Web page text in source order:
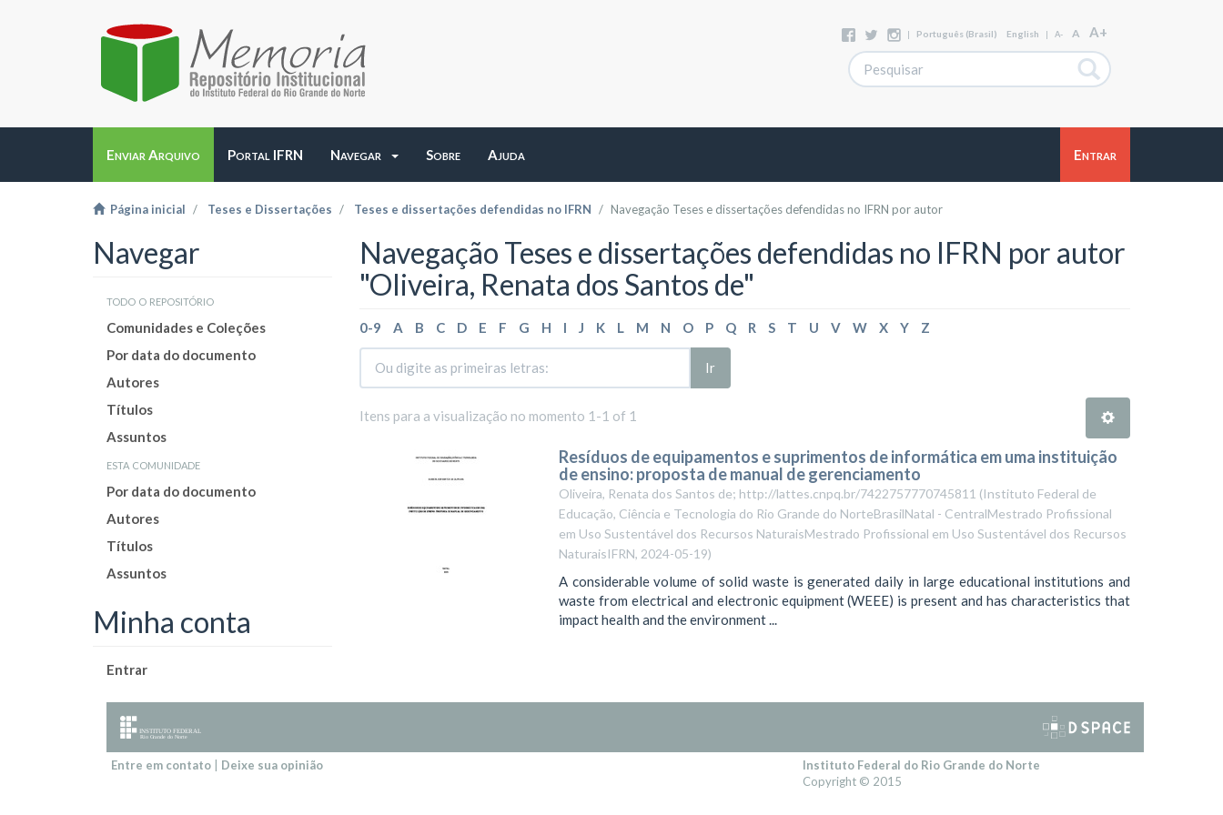
| Português (Brasil) English | A- A A+
Enviar Arquivo Portal IFRN Navegar Sobre Ajuda Entrar
Página inicial Teses e Dissertações Teses e dissertações defendidas no IFRN Navegação Teses e dissertações defendidas no IFRN por autor
Navegar
todo o repositório
Comunidades e Coleções
Por data do documento
Autores
Títulos
Assuntos
esta comunidade
Por data do documento
Autores
Títulos
Assuntos
Minha conta
Entrar
Navegação Teses e dissertações defendidas no IFRN por autor
"Oliveira, Renata dos Santos de"
0-9 A B C D E F G H I J K L M N O P Q R S T U V W X Y Z
Ir
Itens para a visualização no momento 1-1 of 1
Resíduos de equipamentos e suprimentos de informática em uma instituição
de ensino: proposta de manual de gerenciamento
Oliveira, Renata dos Santos de; http://lattes.cnpq.br/7422757770745811 (Instituto Federal de
Educação, Ciência e Tecnologia do Rio Grande do NorteBrasilNatal - CentralMestrado Profissional
em Uso Sustentável dos Recursos NaturaisMestrado Profissional em Uso Sustentável dos Recursos
NaturaisIFRN, 2024-05-19)
A considerable volume of solid waste is generated daily in large educational institutions and
waste from electrical and electronic equipment (WEEE) is present and has characteristics that
impact health and the environment ...
Entre em contato Deixe sua opinião
Instituto Federal do Rio Grande do Norte
Copyright © 2015